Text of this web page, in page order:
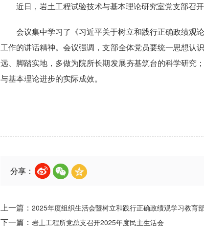
近日，岩土工程试验技术与基本理论研究室党支部召
会议集中学习了《习近平关于树立和践行正确政绩观
工作的讲话精神。会议强调，支部全体党员要统一思想认
远、脚踏实地，多做为院所长期发展夯基筑台的科学研究
与基本理论进步的实际成效。
分享：
上一篇： 2025年度组织生活会暨树立和践行正确政绩观学习教育
下一篇： 岩土工程所党总支召开2025年度民主生活会